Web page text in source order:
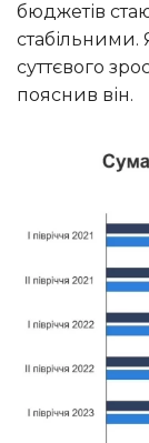
бюджетів
стабільними.
суттєвого
пояснив він.